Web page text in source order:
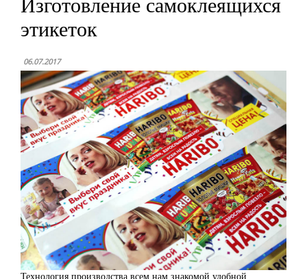
этикеток
06.07.2017
Технология производства всем нам знакомой удобной